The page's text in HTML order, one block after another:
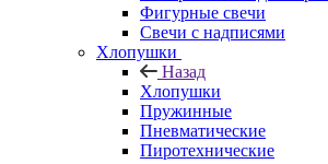
Фигурные свечи
Свечи с надписями
Хлопушки
Назад
Хлопушки
Пружинные
Пневматические
Пиротехнические